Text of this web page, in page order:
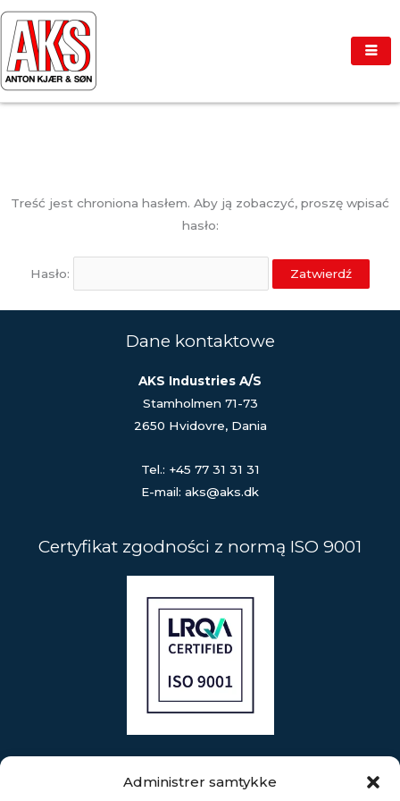
Administrer samtykke
Przejdź
do
treści
Treść jest chroniona hasłem. Aby ją zobaczyć, proszę wpisać
hasło:
Hasło:
Dane kontaktowe
AKS Industries A/S
Stamholmen 71-73
2650 Hvidovre, Dania
Tel.: +45 77 31 31 31
E-mail: aks@aks.dk
Certyfikat zgodności z normą ISO 9001
AKS Industries employs a staff of more than 250 highly